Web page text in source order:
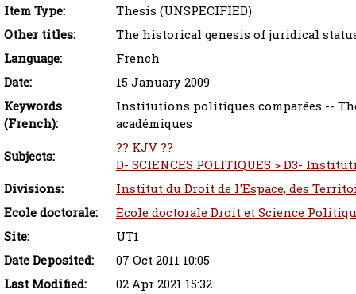
Item Type:
Thesis (UNSPECIFIED)
Other titles:
The historical genesis of juridical
Language:
French
Date:
15 January 2009
Keywords
(French):
Institutions politiques comparées --
académiques
Subjects:
?? KJV ??
D- SCIENCES POLITIQUES > D3-
Divisions:
Institut du Droit de l'Espace, des
Ecole doctorale:
École doctorale Droit et Science
Site:
UT1
Date Deposited:
07 Oct 2011 10:05
Last Modified:
02 Apr 2021 15:32